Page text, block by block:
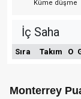
Küme düşme
İç Saha
Sıra Takım O
Monterrey